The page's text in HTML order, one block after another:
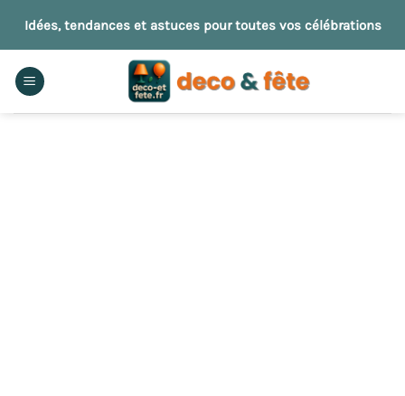
contenu
Idées, tendances et astuces pour toutes vos célébrations